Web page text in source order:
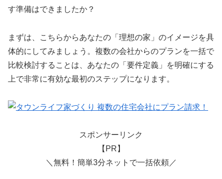
す準備はできましたか？
まずは、こちらからあなたの「理想の家」のイメージを具
体的にしてみましょう。複数の会社からのプランを一括で
比較検討することは、あなたの「要件定義」を明確にする
上で非常に有効な最初のステップになります。
スポンサーリンク
【PR】
＼無料！簡単3分ネットで一括依頼／